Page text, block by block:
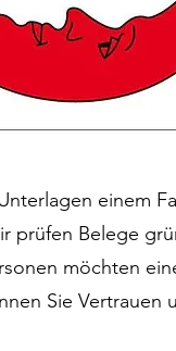
einem
prüfen Belege
möchten
Sie Vertrauen